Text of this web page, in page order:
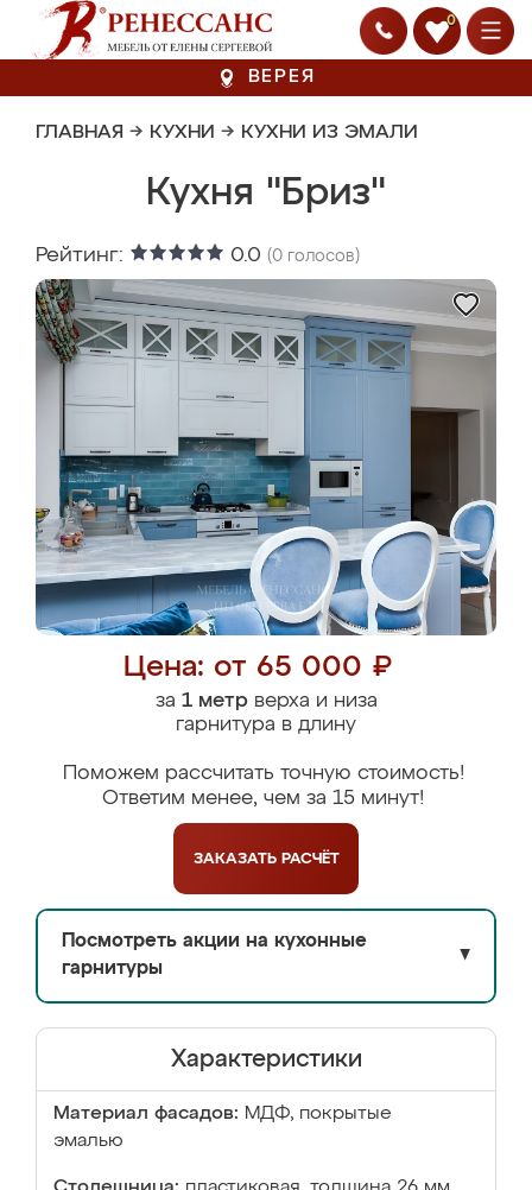
0
ВЕРЕЯ
ГЛАВНАЯ → КУХНИ → КУХНИ ИЗ ЭМАЛИ
Кухня "Бриз"
Рейтинг: 0.0 (0 голосов)
Цена: от 65 000 ₽
за 1 метрверха и низа
гарнитура в длину
Поможем рассчитать точную стоимость!
Ответим менее, чем за 15 минут!
ЗАКАЗАТЬ РАСЧЁТ
Посмотреть акции на кухонные
гарнитуры
▼
Характеристики
Материал фасадов: МДФ, покрытые
эмалью